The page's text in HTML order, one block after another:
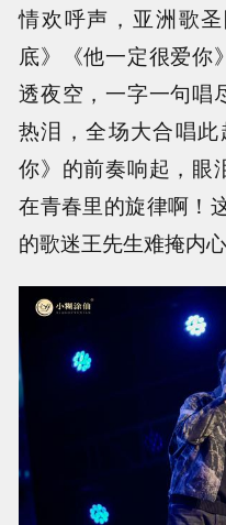
情欢呼声，亚洲歌
底》《他一定很爱你
透夜空，一字一句唱
热泪，全场大合唱
你》的前奏响起，眼
在青春里的旋律啊！
的歌迷王先生难掩内心